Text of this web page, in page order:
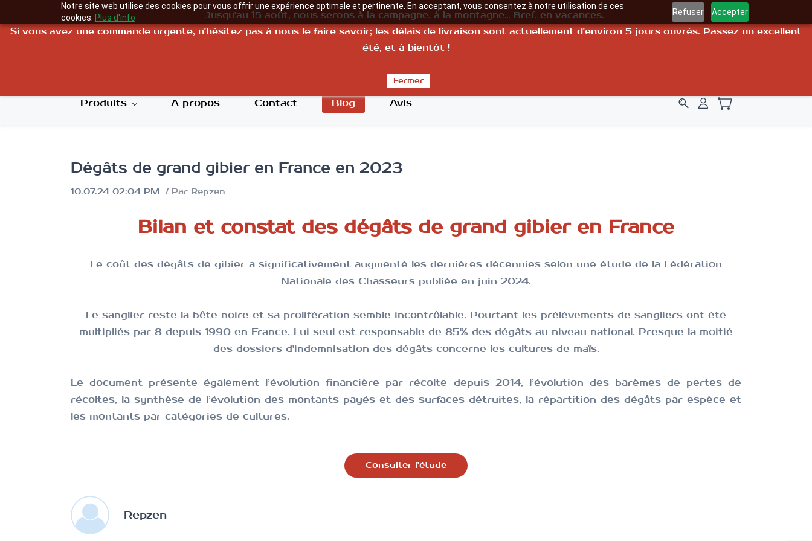
Notre site web utilise des cookies pour vous offrir une expérience optimale et pertinente. En acceptant, vous consentez à notre utilisation de ces
cookies. Plus d'info
Refuser Accepter
Produits A propos Contact Blog Avis
Dégâts de grand gibier en France en 2023
10.07.24 02:04 PM Par Repzen
Bilan et constat des dégâts de grand gibier en France
Le coût des dégâts de gibier a significativement augmenté les dernières décennies selon une étude de la Fédération
Nationale des Chasseurs publiée en juin 2024.
Le sanglier reste la bête noire et sa prolifération semble incontrôlable. Pourtant les prélèvements de sangliers ont été
multipliés par 8 depuis 1990 en France. Lui seul est responsable de 85% des dégâts au niveau national. Presque la moitié
des dossiers d'indemnisation des dégâts concerne les cultures de maïs.
Le document présente également l’évolution financière par récolte depuis 2014, l’évolution des barèmes de pertes de
récoltes, la synthèse de l’évolution des montants payés et des surfaces détruites, la répartition des dégâts par espèce et
les montants par catégories de cultures.
Consulter l'étude
Repzen
Jusqu'au 15 août, nous serons à la campagne, à la montagne… Bref, en vacances.
Si vous avez une commande urgente, n'hésitez pas à nous le faire savoir; les délais de livraison sont actuellement d'environ 5 jours ouvrés. Passez un excellent
été, et à bientôt !
Fermer